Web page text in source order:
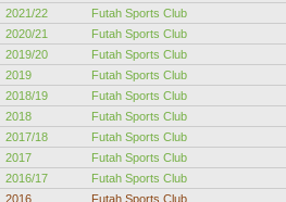
2021/22
Futah Sports Club
2020/21
Futah Sports Club
2019/20
Futah Sports Club
2019
Futah Sports Club
2018/19
Futah Sports Club
2018
Futah Sports Club
2017/18
Futah Sports Club
2017
Futah Sports Club
2016/17
Futah Sports Club
2016
Futah Sports Club